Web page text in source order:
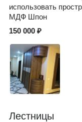
использовать
МДФ Шпон
150 000 ₽
Лестницы